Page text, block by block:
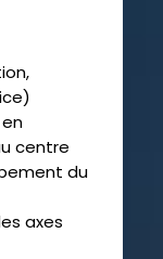
centre
du
axes